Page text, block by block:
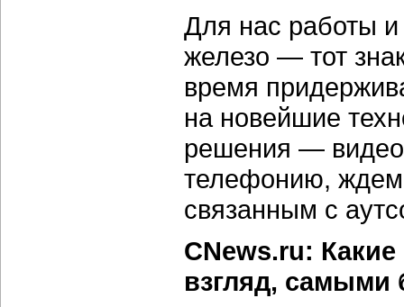
Для нас работы и
железо — тот
время
на новейшие
решения —
телефонию, ждем
связанным с
CNews.ru:
взгляд, самыми